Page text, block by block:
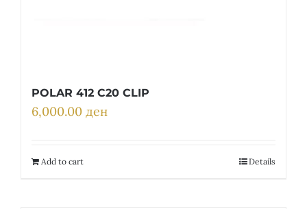
POLAR 412 C20 CLIP
6,000.00 ден
Add to cart Details